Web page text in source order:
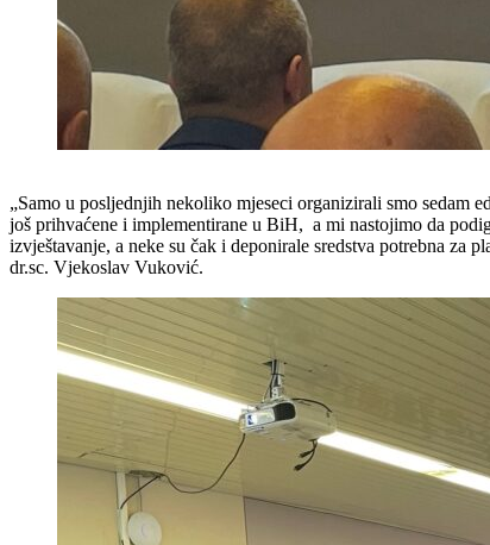
„Samo u posljednjih nekoliko mjeseci organizirali smo sedam
još prihvaćene i implementirane u BiH, a mi nastojimo da
izvještavanje, a neke su čak i deponirale sredstva potrebna
dr.sc. Vjekoslav Vuković.